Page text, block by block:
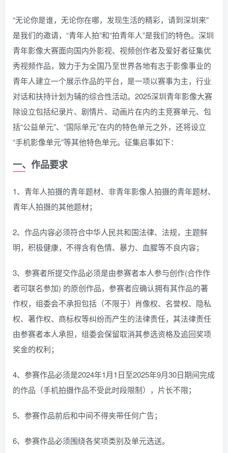
“无论你是谁，无论你在哪，发现生活的精彩，请到深圳来”
是我们的邀请，“青年人拍”和“拍青年人”是我们的特色。深圳
青年影像大赛面向国内外影视、视频创作者及爱好者征集优
秀视频作品，致力于为全国乃至世界各地有志于影像事业的
青年人建立一个展示作品的平台，是一项以赛事为主，行业
对话和扶持计划为辅的综合性活动。2025深圳青年影像大赛
除设立包括纪录片、剧情片、动画片在内的主竞赛单元、包
括“公益单元”、“国际单元”在内的特色单元之外，还将设立
“手机影像单元”等其他特色单元。征集启事如下：
一、作品要求
1、青年人拍摄的青年题材、非青年影像人拍摄的青年题材、
青年人拍摄的其他题材；
2、作品内容必须符合中华人民共和国法律、法规，主题鲜
明，积极健康，不得含有色情、暴力、血腥等不良内容；
3、参赛者所提交作品必须是由参赛者本人参与创作(合作作
者可联名参加) 的原创作品，参赛者应确认拥有其作品的著
作权，组委会不承担包括（不限于）肖像权、名誉权、隐私
权、著作权、商标权等纠纷而产生的法律责任，其法律责任
由参赛者本人承担，组委会保留取消其参选资格及追回奖项
奖金的权利；
4、参赛作品必须是2024年1月1日至2025年9月30日期间完成
的作品（手机拍摄作品不受此时段限制），片长不限；
5、参赛作品前后和中间不得夹带任何广告；
6、参赛作品必须围绕各奖项类别及单元选送。